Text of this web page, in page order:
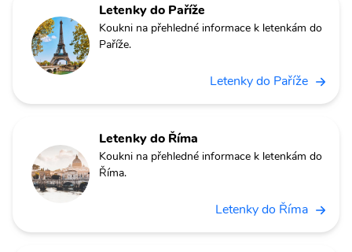
Letenky do Paříže
Koukni na přehledné informace k letenkám do
Paříže.
Letenky do Paříže
Letenky do Říma
Koukni na přehledné informace k letenkám do
Říma.
Letenky do Říma